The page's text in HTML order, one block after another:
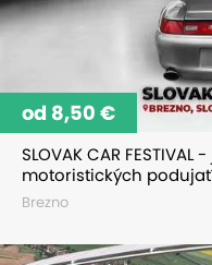
SLOVAK CAR
motoristických
Brezno
od 8,50 €